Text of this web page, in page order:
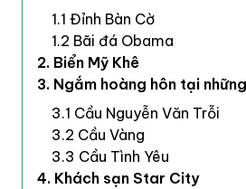
1.1 Đỉnh Bàn Cờ
1.2 Bãi đá Obama
2. Biển Mỹ Khê
3. Ngắm hoàng hôn tại
3.1 Cầu Nguyễn Văn Trỗi
3.2 Cầu Vàng
3.3 Cầu Tình Yêu
4. Khách sạn Star City